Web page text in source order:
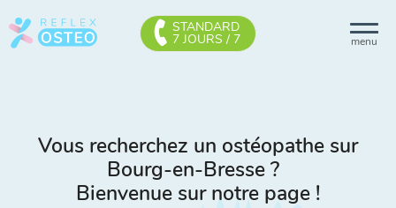
menu
STANDARD
7 JOURS / 7
Vous recherchez un ostéopathe sur
Bourg-en-Bresse ?
Bienvenue sur notre page !